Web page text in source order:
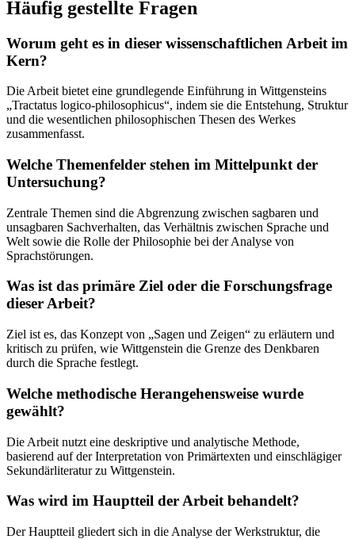
Häufig gestellte Fragen
Worum geht es in dieser wissenschaftlichen Arbeit im
Kern?
Die Arbeit bietet eine grundlegende Einführung in Wittgensteins
„Tractatus logico-philosophicus“, indem sie die Entstehung, Struktur
und die wesentlichen philosophischen Thesen des Werkes
zusammenfasst.
Welche Themenfelder stehen im Mittelpunkt der
Untersuchung?
Zentrale Themen sind die Abgrenzung zwischen sagbaren und
unsagbaren Sachverhalten, das Verhältnis zwischen Sprache und
Welt sowie die Rolle der Philosophie bei der Analyse von
Sprachstörungen.
Was ist das primäre Ziel oder die Forschungsfrage
dieser Arbeit?
Ziel ist es, das Konzept von „Sagen und Zeigen“ zu erläutern und
kritisch zu prüfen, wie Wittgenstein die Grenze des Denkbaren
durch die Sprache festlegt.
Welche methodische Herangehensweise wurde
gewählt?
Die Arbeit nutzt eine deskriptive und analytische Methode,
basierend auf der Interpretation von Primärtexten und einschlägiger
Sekundärliteratur zu Wittgenstein.
Was wird im Hauptteil der Arbeit behandelt?
Der Hauptteil gliedert sich in die Analyse der Werkstruktur, die